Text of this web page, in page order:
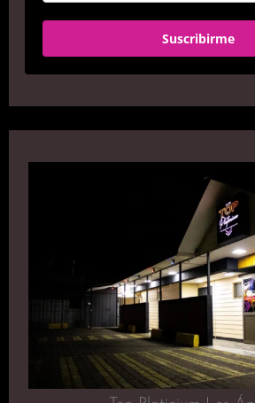
Suscribirme